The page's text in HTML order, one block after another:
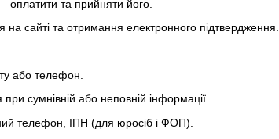
оплатити та прийняти його.
сайті та отримання електронного підтвердження.
або телефон.
сумнівній або неповній інформації.
телефон, ІПН (для юросіб і ФОП).